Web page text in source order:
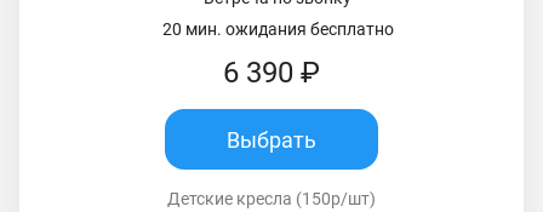
20 мин. ожидания бесплатно
6 390 ₽
Выбрать
Детские кресла (150р/шт)